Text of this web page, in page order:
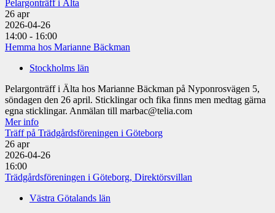
Pelargonträff i Älta
26 apr
2026-04-26
14:00 - 16:00
Hemma hos Marianne Bäckman
Stockholms län
Pelargonträff i Älta hos Marianne Bäckman på Nyponrosvägen 5,
söndagen den 26 april. Sticklingar och fika finns men medtag gärna
egna sticklingar. Anmälan till marbac@telia.com
Mer info
Träff på Trädgårdsföreningen i Göteborg
26 apr
2026-04-26
16:00
Trädgårdsföreningen i Göteborg, Direktörsvillan
Västra Götalands län